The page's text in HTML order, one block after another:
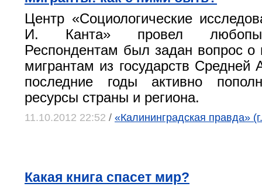
Центр «Социологические
И. Канта» провел
Респондентам был задан вопрос о
мигрантам из государств Средней
последние годы активно
ресурсы страны и региона.
11.10.2012 22:52 / «Калининградская правда»
Какая книга спасет мир?